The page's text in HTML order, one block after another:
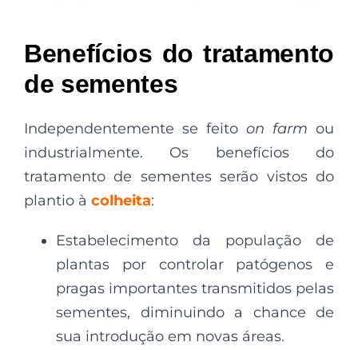
Benefícios do tratamento
de sementes
Independentemente se feito on farm ou
industrialmente. Os benefícios do
tratamento de sementes serão vistos do
plantio à colheita:
Estabelecimento da população de
plantas por controlar patógenos e
pragas importantes transmitidos pelas
sementes, diminuindo a chance de
sua introdução em novas áreas.